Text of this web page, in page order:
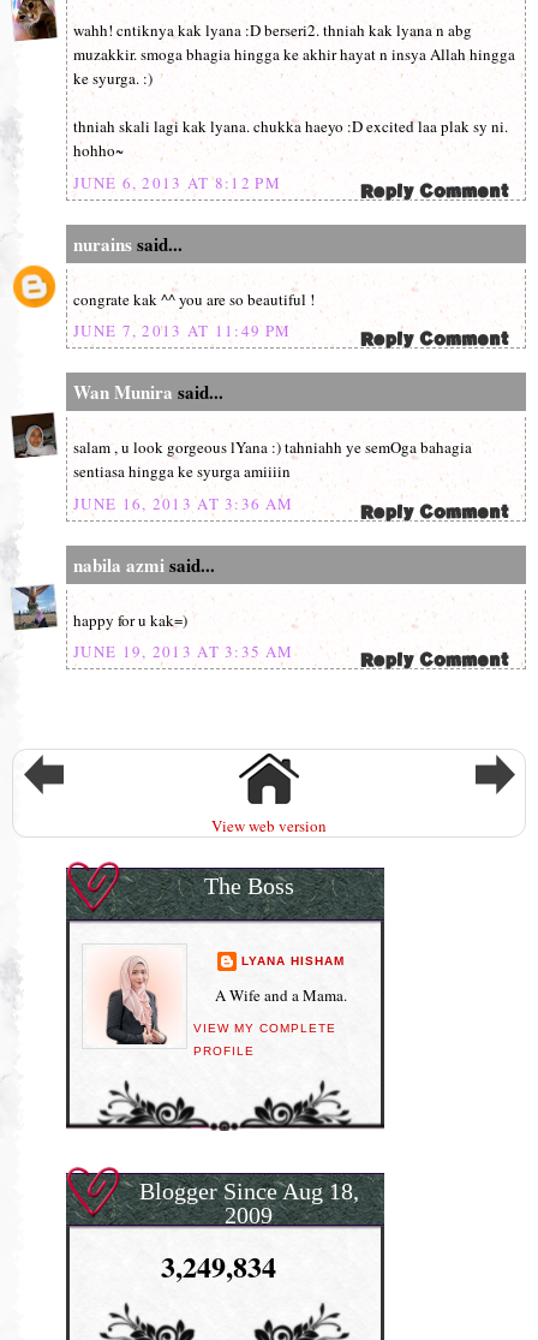
wahh! cntiknya kak lyana :D berseri2. thniah kak lyana n abg
muzakkir. smoga bhagia hingga ke akhir hayat n insya Allah hingga
ke syurga. :)
thniah skali lagi kak lyana. chukka haeyo :D excited laa plak sy ni.
hohho~
JUNE 6, 2013 AT 8:12 PM
nurainssaid...
congrate kak ^^ you are so beautiful !
JUNE 7, 2013 AT 11:49 PM
Wan Munira said...
salam , u look gorgeous lYana :) tahniahh ye semOga bahagia
sentiasa hingga ke syurga amiiiin
JUNE 16, 2013 AT 3:36 AM
nabila azmisaid...
happy for u kak=)
JUNE 19, 2013 AT 3:35 AM
View web version
The Boss
LYANA HISHAM
A Wife and a Mama.
VIEW MY COMPLETE
PROFILE
Blogger Since Aug 18,
2009
3,249,834